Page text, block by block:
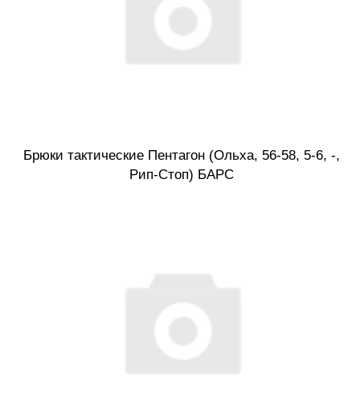
Брюки тактические Пентагон (Ольха, 56-58, 5-6, -,
Рип-Стоп) БАРС